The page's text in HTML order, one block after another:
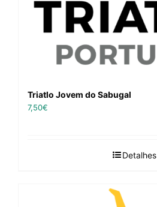
Triatlo Jovem do Sabugal
7,50€
Detalhes